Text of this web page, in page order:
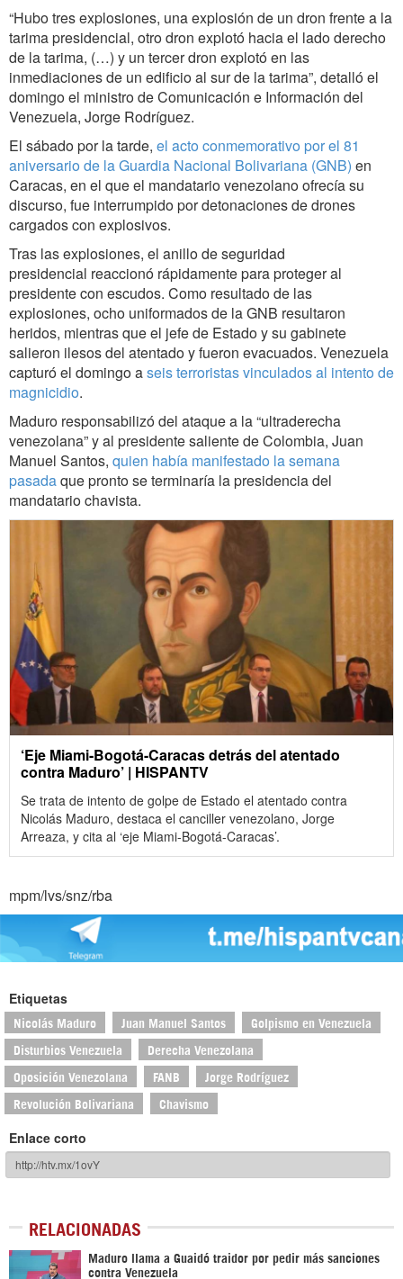
“Hubo tres explosiones, una explosión de un dron frente a la
tarima presidencial, otro dron explotó hacia el lado derecho
de la tarima, (…) y un tercer dron explotó en las
inmediaciones de un edificio al sur de la tarima”, detalló el
domingo el ministro de Comunicación e Información del
Venezuela, Jorge Rodríguez.
El sábado por la tarde, el acto conmemorativo por el 81
aniversario de la Guardia Nacional Bolivariana (GNB) en
Caracas, en el que el mandatario venezolano ofrecía su
discurso, fue interrumpido por detonaciones de drones
cargados con explosivos.
Tras las explosiones, el anillo de seguridad
presidencial reaccionó rápidamente para proteger al
presidente con escudos. Como resultado de las
explosiones, ocho uniformados de la GNB resultaron
heridos, mientras que el jefe de Estado y su gabinete
salieron ilesos del atentado y fueron evacuados. Venezuela
capturó el domingo aseis terroristas vinculados al intento de
magnicidio.
Maduro responsabilizó del ataque a la “ultraderecha
venezolana” y al presidente saliente de Colombia, Juan
Manuel Santos, quien había manifestado la semana
pasadaque pronto se terminaría la presidencia del
mandatario chavista.
‘Eje Miami-Bogotá-Caracas detrás del atentado
contra Maduro’ | HISPANTV
Se trata de intento de golpe de Estado el atentado contra
Nicolás Maduro, destaca el canciller venezolano, Jorge
Arreaza, y cita al ‘eje Miami-Bogotá-Caracas’.
mpm/lvs/snz/rba
Etiquetas
Nicolás Maduro Juan Manuel Santos Golpismo en Venezuela
Disturbios Venezuela Derecha Venezolana
Oposición Venezolana FANB Jorge Rodríguez
Revolución Bolivariana Chavismo
Enlace corto
RELACIONADAS
Maduro llama a Guaidó traidor por pedir más sanciones
contra Venezuela